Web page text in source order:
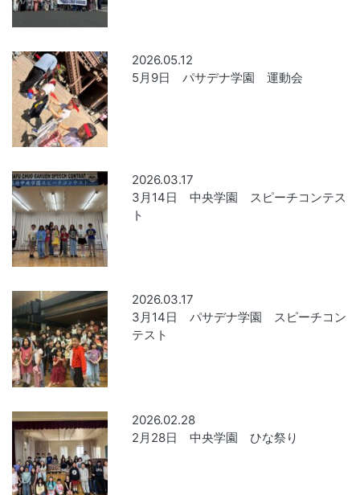
2026.05.12
5月9日 パサデナ学園 運動会
2026.03.17
3月14日 中央学園 スピーチコンテス
ト
2026.03.17
3月14日 パサデナ学園 スピーチコン
テスト
2026.02.28
2月28日 中央学園 ひな祭り